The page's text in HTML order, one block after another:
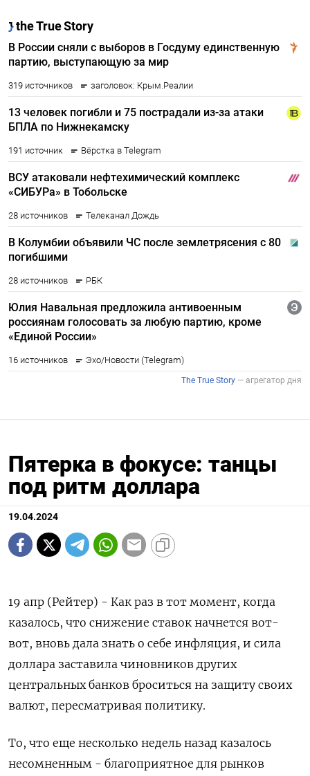
Пятерка в фокусе: танцы
под ритм доллара
19.04.2024
19 апр (Рейтер) - Как раз в тот момент, когда
казалось, что снижение ставок начнется вот-
вот, вновь дала знать о себе инфляция, и сила
доллара заставила чиновников других
центральных банков броситься на защиту своих
валют, пересматривая политику.
То, что еще несколько недель назад казалось
несомненным - благоприятное для рынков